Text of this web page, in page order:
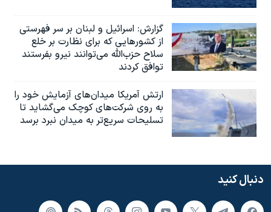
گزارش‌: اسرائيل و لبنان بر سر فهرستی
از کشورهایی که برای نظارت بر خلع
سلاح حزب‌الله می‌توانند نیرو بفرستند
توافق کردند
ارتش آمریکا میدان‌های آزمایش خود را
به روی شرکت‌های کوچک می‌گشاید تا
تسلیحات سریع‌تر به میدان نبرد برسد
دنبال کنید